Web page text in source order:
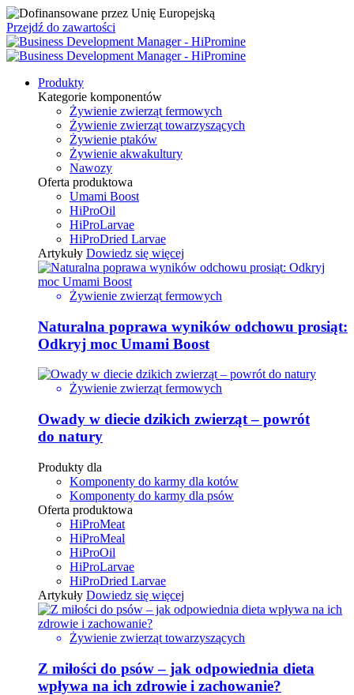
Przejdź do zawartości
Produkty
Kategorie komponentów
Żywienie zwierząt fermowych
Żywienie zwierząt towarzyszących
Żywienie ptaków
Żywienie akwakultury
Nawozy
Oferta produktowa
Umami Boost
HiProOil
HiProLarvae
HiProDried Larvae
Artykuły Dowiedz się więcej
Żywienie zwierząt fermowych
Naturalna poprawa wyników odchowu prosiąt:
Odkryj moc Umami Boost
Żywienie zwierząt fermowych
Owady w diecie dzikich zwierząt – powrót
do natury
Produkty dla
Komponenty do karmy dla kotów
Komponenty do karmy dla psów
Oferta produktowa
HiProMeat
HiProMeal
HiProOil
HiProLarvae
HiProDried Larvae
Artykuły Dowiedz się więcej
Żywienie zwierząt towarzyszących
Z miłości do psów – jak odpowiednia dieta
wpływa na ich zdrowie i zachowanie?